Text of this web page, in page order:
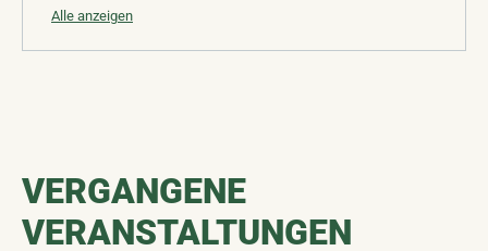
Alle anzeigen
VERGANGENE
VERANSTALTUNGEN